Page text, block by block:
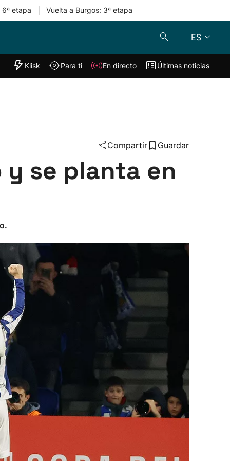
6ª etapa Vuelta a Burgos: 3ª etapa
ES
"Helmuga"
Klisk En directo
Klisk Para ti En directo Últimas noticias
Compartir Guardar
y se planta en